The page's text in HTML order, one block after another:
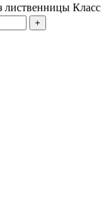
лиственницы Класс